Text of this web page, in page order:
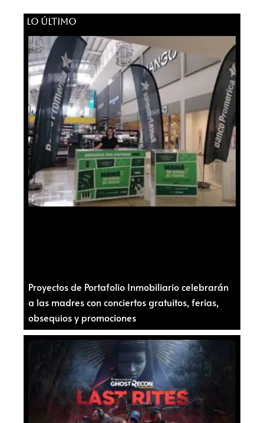
LO ÚLTIMO
Proyectos de Portafolio Inmobiliario celebrarán
a las madres con conciertos gratuitos, ferias,
obsequios y promociones